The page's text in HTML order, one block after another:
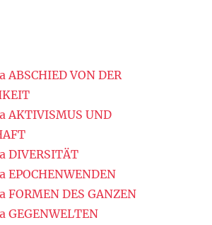
ABSCHIED VON DER
AKTIVISMUS UND
DIVERSITÄT
EPOCHENWENDEN
FORMEN DES GANZEN
GEGENWELTEN